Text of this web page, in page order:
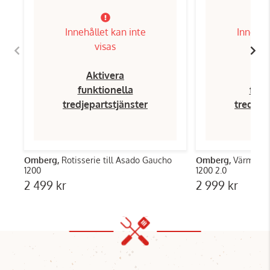
Innehållet kan inte
visas
Aktivera
funktionella
tredjepartstjänster
Omberg, Rotisserie till Asado Gaucho
1200
2 499 kr
Omberg,
1200 2.0
2 999 kr